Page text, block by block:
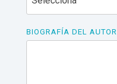
BIOGRAFÍA DEL AUTOR